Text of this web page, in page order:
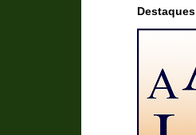
Destaques